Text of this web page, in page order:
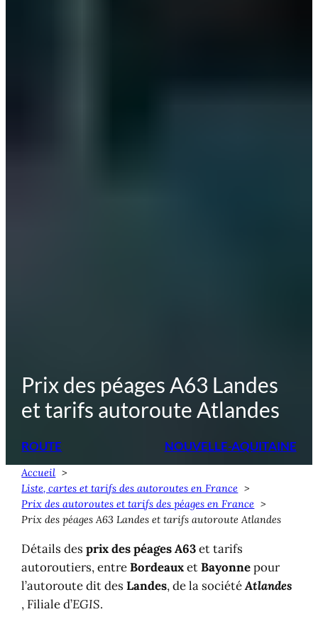
Prix des péages A63 Landes
et tarifs autoroute Atlandes
ROUTE NOUVELLE-AQUITAINE
Accueil
Liste, cartes et tarifs des autoroutes en France
Prix des autoroutes et tarifs des péages en France
Prix des péages A63 Landes et tarifs autoroute Atlandes
Détails desprix des péages A63et tarifs
autoroutiers, entreBordeauxetBayonnepour
l’autoroute dit desLandes, de la sociétéAtlandes
, Filiale d’EGIS.